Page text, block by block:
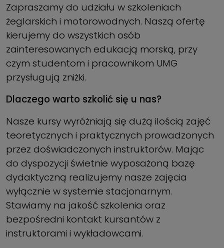
Zapraszamy do udziału w szkoleniach
żeglarskich i motorowodnych. Naszą ofertę
kierujemy do wszystkich osób
zainteresowanych edukacją morską, przy
czym studentom i pracownikom UMG
przysługują zniżki.
Dlaczego warto szkolić się u nas?
Nasze kursy wyróżniają się dużą ilością zajęć
teoretycznych i praktycznych prowadzonych
przez doświadczonych instruktorów. Mając
do dyspozycji świetnie wyposażoną bazę
dydaktyczną realizujemy nasze zajęcia
wyłącznie w systemie stacjonarnym.
Stawiamy na jakość szkolenia oraz
bezpośredni kontakt kursantów z
instruktorami i wykładowcami.